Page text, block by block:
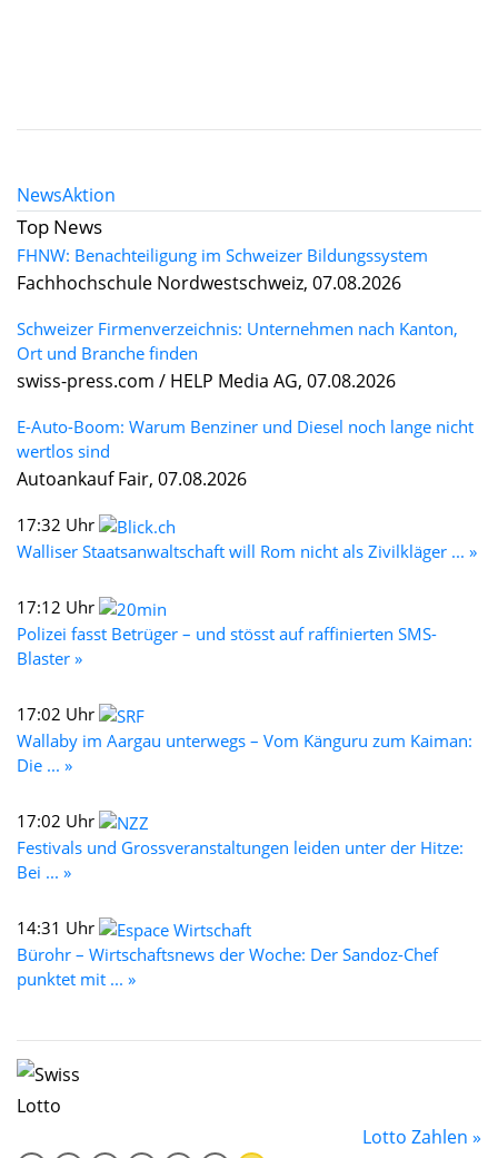
NewsAktion
Top News
FHNW: Benachteiligung im Schweizer Bildungssystem
Fachhochschule Nordwestschweiz, 07.08.2026
Schweizer Firmenverzeichnis: Unternehmen nach Kanton,
Ort und Branche finden
swiss-press.com / HELP Media AG, 07.08.2026
E-Auto-Boom: Warum Benziner und Diesel noch lange nicht
wertlos sind
Autoankauf Fair, 07.08.2026
17:32 Uhr
Walliser Staatsanwaltschaft will Rom nicht als Zivilkläger ... »
17:12 Uhr
Polizei fasst Betrüger – und stösst auf raffinierten SMS-
Blaster »
17:02 Uhr
Wallaby im Aargau unterwegs – Vom Känguru zum Kaiman:
Die ... »
17:02 Uhr
Festivals und Grossveranstaltungen leiden unter der Hitze:
Bei ... »
14:31 Uhr
Bürohr – Wirtschaftsnews der Woche: Der Sandoz-Chef
punktet mit ... »
Lotto Zahlen »